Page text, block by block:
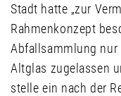
Stadt hatte „zur
Rahmenkonzept
Abfallsammlung
Altglas zugelassen
stelle ein nach der